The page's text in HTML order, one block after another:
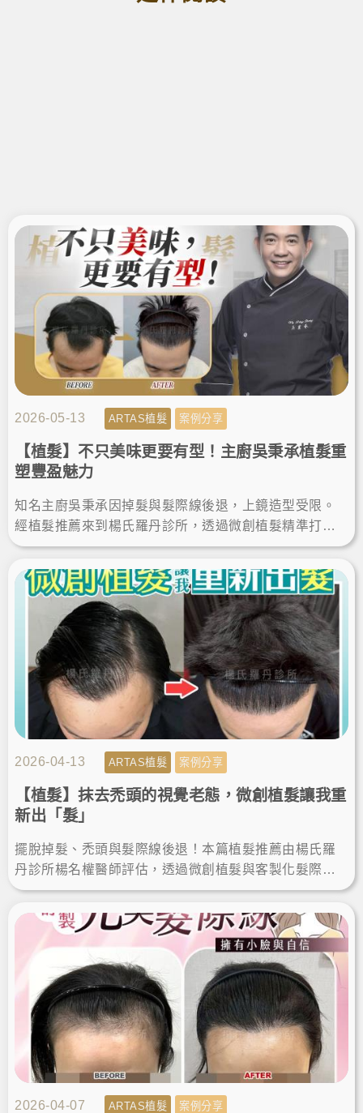
2026-05-13 ARTAS植髮 案例分享
【植髮】不只美味更要有型！主廚吳秉承植髮重
塑豐盈魅力
知名主廚吳秉承因掉髮與髮際線後退，上鏡造型受限。
經植髮推薦來到楊氏羅丹診所，透過微創植髮精準打造
客製化髮際線。這次的植髮經歷讓他重拾豐盈，自信展
現無死角帥氣。
2026-04-13 ARTAS植髮 案例分享
【植髮】抹去禿頭的視覺老態，微創植髮讓我重
新出「髮」
擺脫掉髮、禿頭與髮際線後退！本篇植髮推薦由楊氏羅
丹診所楊名權醫師評估，透過微創植髮與客製化髮際線
設計，解決高額頭植髮需求，術後重獲自然髮量與自
信。
2026-04-07 ARTAS植髮 案例分享